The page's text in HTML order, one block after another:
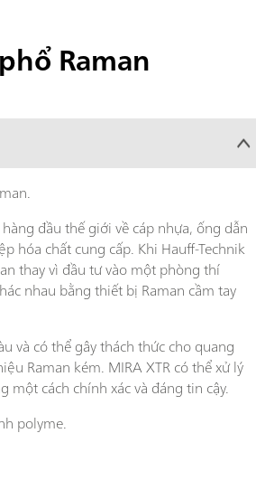
Raman
đầu thế giới về cáp nhựa, ống dẫn
hóa chất cung cấp. Khi Hauff-Technik
thay vì đầu tư vào một phòng thí
nhau bằng thiết bị Raman cầm tay
và có thể gây thách thức cho quang
Raman kém. MIRA XTR có thể xử lý
cách chính xác và đáng tin cậy.
polyme.